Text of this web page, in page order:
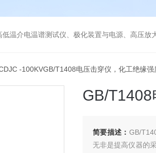
电压电热释电测试仪、绝缘材料电学性能综合测试平台、电击穿强度试验仪、耐电弧试验仪、高压漏电起痕测试仪、储能
-100KVGB/T1408电压击穿仪，化工绝缘强
GB/
简要描述： GB/
无非是提高仪器的